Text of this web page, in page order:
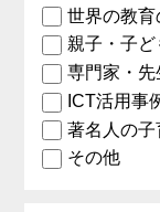
世界の教育
親子・子
専門家・先
ICT活用事
著名人の
その他